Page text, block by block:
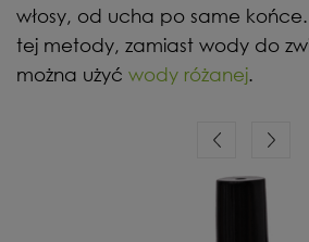
włosy, od ucha po same końce.
tej metody, zamiast wody do
można użyć wody różanej.